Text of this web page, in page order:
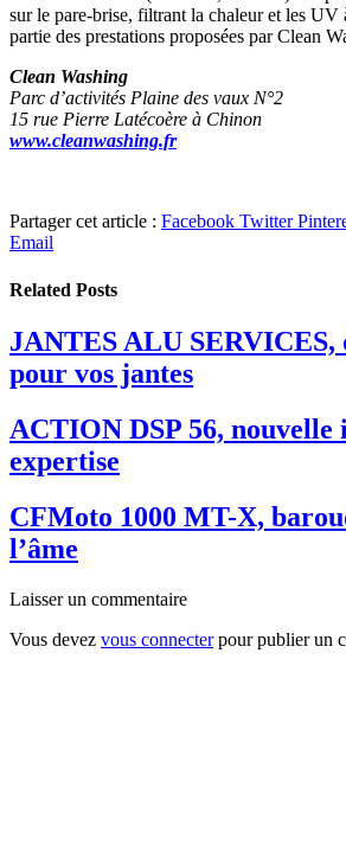
sur le pare-brise, filtrant la chaleur et les UV
partie des prestations proposées par Clean
Clean Washing
Parc d’activités Plaine des vaux N°2
15 rue Pierre Latécoère à Chinon
www.cleanwashing.fr
Partager cet article : Facebook Twitter
Email
Related Posts
JANTES ALU SERVICES,
pour vos jantes
ACTION DSP 56, nouvelle
expertise
CFMoto 1000 MT-X,
l’âme
Laisser un commentaire
Vous devez vous connecterpour publier un